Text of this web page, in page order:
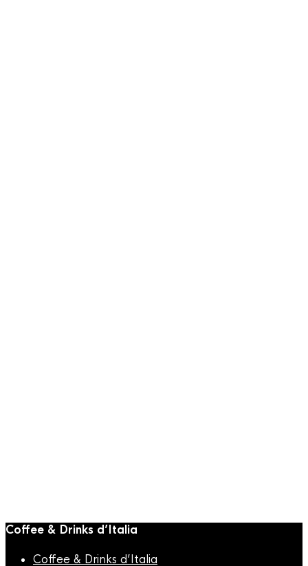
Coffee & Drinks d’Italia
Coffee & Drinks d’Italia